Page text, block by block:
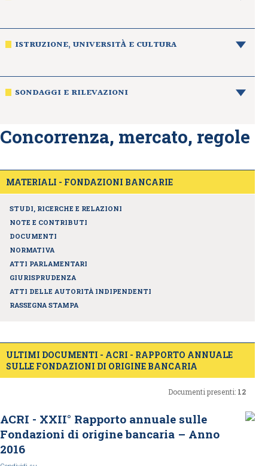
ISTRUZIONE, UNIVERSITÀ E CULTURA
SONDAGGI E RILEVAZIONI
Concorrenza, mercato, regole
MATERIALI - FONDAZIONI BANCARIE
STUDI, RICERCHE E RELAZIONI
NOTE E CONTRIBUTI
DOCUMENTI
NORMATIVA
ATTI PARLAMENTARI
GIURISPRUDENZA
ATTI DELLE AUTORITÀ INDIPENDENTI
RASSEGNA STAMPA
ULTIMI DOCUMENTI - ACRI - RAPPORTO ANNUALE
SULLE FONDAZIONI DI ORIGINE BANCARIA
Documenti presenti: 12
ACRI - XXII° Rapporto annuale sulle
Fondazioni di origine bancaria – Anno
2016